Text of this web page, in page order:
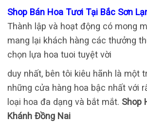
Shop Bán Hoa Tươi Tại Bắc Sơn
Thành lập và hoạt động có mong
mang lại khách hàng các thưởng
chọn lựa hoa tuoi tuyệt vời
duy nhất, bên tôi kiêu hãnh là một
những cửa hàng hoa bậc nhất với
loại hoa đa dạng và bắt mắt. Shop
Khánh Đồng Nai